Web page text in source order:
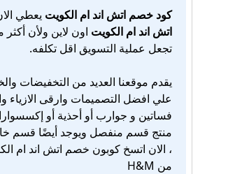
كود خصم اتش اند ام الكويت يعطي
اتش اند ام الكويت اون لاين ولأن
تجعل عملية التسويق اقل تكلفه.
يقدم موقعنا العديد من التخفيضات
علي افضل التصميمات وارقى
فساتين و جوارب أو أحذية أو
منتج قسم منفصل ويوجد أيضًا قسم
، الان اتسخ كوبون خصم اتش اند ام
من H&M